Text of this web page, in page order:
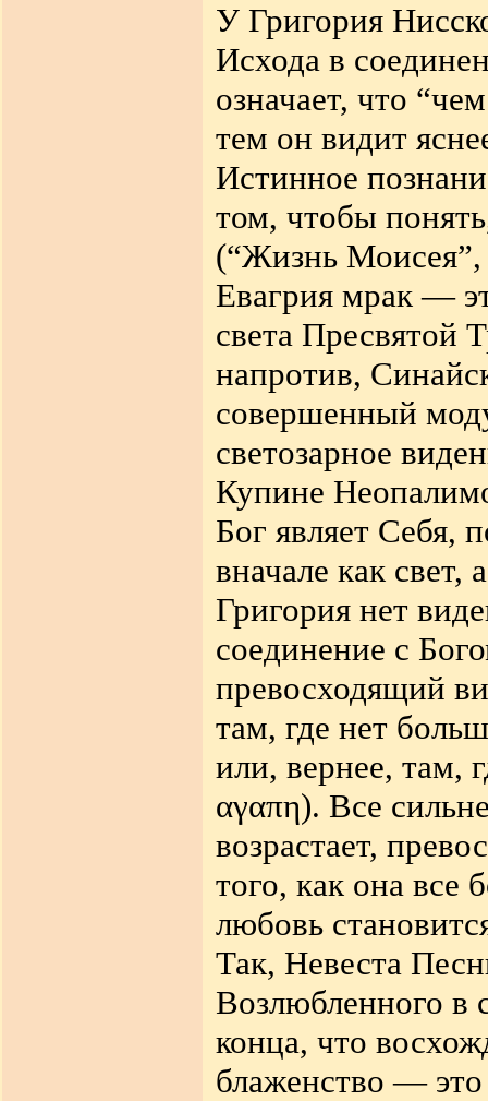
У Григория
Исхода в
означает, что
тем он видит
Истинное
том, чтобы
(“Жизнь Моисея”,
Евагрия мрак —
света Пресвятой
напротив,
совершенный
светозарное
Купине
Бог являет Себя,
вначале как свет,
Григория нет
соединение с
превосходящий
там, где нет
или, вернее, там,
αγαπη). Все
возрастает,
того, как она все
любовь
Так, Невеста
Возлюбленного в
конца, что
блаженство — это